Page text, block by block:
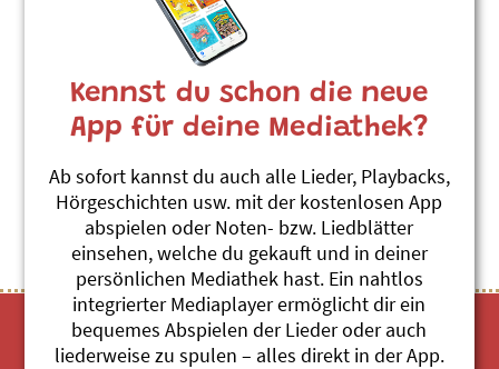
Roland Zoss
Xenegugeli, Tierlieder ABC
#Monster #Yeti #Fabelwesen
Themenübersicht Stichwörter A-Z
Kennst du schon die neue
App für deine Mediathek?
Ab sofort kannst du auch alle Lieder, Playbacks,
Hörgeschichten usw. mit der kostenlosen App
abspielen oder Noten- bzw. Liedblätter
einsehen, welche du gekauft und in deiner
persönlichen Mediathek hast. Ein nahtlos
integrierter Mediaplayer ermöglicht dir ein
bequemes Abspielen der Lieder oder auch
liederweise zu spulen – alles direkt in der App.